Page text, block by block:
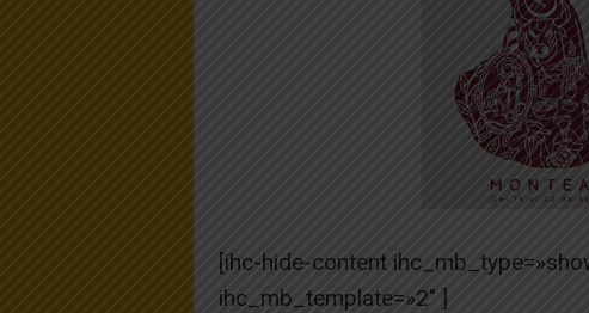
[ihc-hide-content
ihc_mb_template=»2″ ]